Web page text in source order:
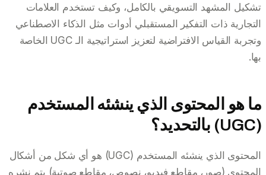
تشكيل المشهد التسويقي بالكامل، وكيف تستخدم العلامات
التجارية ذات التفكير المستقبلي أدوات مثل الذكاء الاصطناعي
وتجربة القياس الافتراضية لتعزيز استراتيجية الـ UGC الخاصة
بها.
ما هو المحتوى الذي ينشئه المستخدم
(UGC) بالتحديد؟
المحتوى الذي ينشئه المستخدم (UGC) هو أي شكل من أشكال
المحتوى (صور، مقاطع فيديو، نصوص، مقاطع صوتية) يتم نشره